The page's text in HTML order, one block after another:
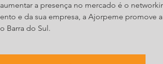
a presença no mercado é o
e da sua empresa, a Ajorpeme promove
Barra do Sul.